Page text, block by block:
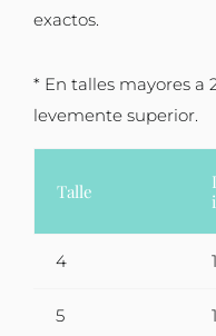
exactos.
* En talles mayores a
levemente superior.
Talle
4
5